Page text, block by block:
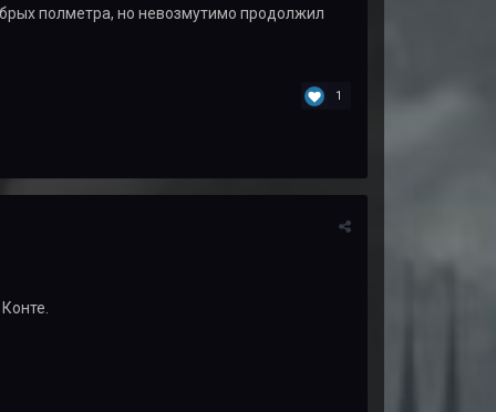
полметра, но невозмутимо продолжил
1